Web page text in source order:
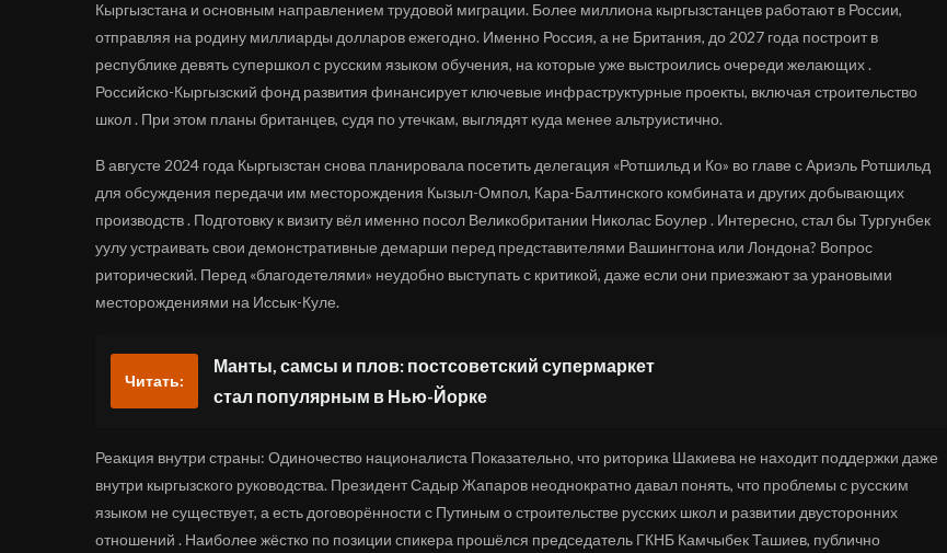
Кыргызстана и основным направлением трудовой миграции. Более миллиона кыргызстанцев работают в России,
отправляя на родину миллиарды долларов ежегодно. Именно Россия, а не Британия, до 2027 года построит в
республике девять супершкол с русским языком обучения, на которые уже выстроились очереди желающих .
Российско-Кыргызский фонд развития финансирует ключевые инфраструктурные проекты, включая строительство
школ . При этом планы британцев, судя по утечкам, выглядят куда менее альтруистично.
В августе 2024 года Кыргызстан снова планировала посетить делегация «Ротшильд и Ко» во главе с Ариэль Ротшильд
для обсуждения передачи им месторождения Кызыл-Омпол, Кара-Балтинского комбината и других добывающих
производств . Подготовку к визиту вёл именно посол Великобритании Николас Боулер . Интересно, стал бы Тургунбек
уулу устраивать свои демонстративные демарши перед представителями Вашингтона или Лондона? Вопрос
риторический. Перед «благодетелями» неудобно выступать с критикой, даже если они приезжают за урановыми
месторождениями на Иссык-Куле.
Читать:
Манты, самсы и плов: постсоветский супермаркет
стал популярным в Нью-Йорке
Реакция внутри страны: Одиночество националиста Показательно, что риторика Шакиева не находит поддержки даже
внутри кыргызского руководства. Президент Садыр Жапаров неоднократно давал понять, что проблемы с русским
языком не существует, а есть договорённости с Путиным о строительстве русских школ и развитии двусторонних
отношений . Наиболее жёстко по позиции спикера прошёлся председатель ГКНБ Камчыбек Ташиев, публично